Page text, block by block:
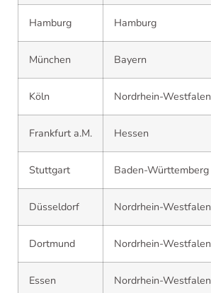
Hamburg Hamburg
München Bayern
Köln Nordrhein-Westfalen
Frankfurt a.M. Hessen
Stuttgart Baden-Württemberg
Düsseldorf Nordrhein-Westfalen
Dortmund Nordrhein-Westfalen
Essen Nordrhein-Westfalen